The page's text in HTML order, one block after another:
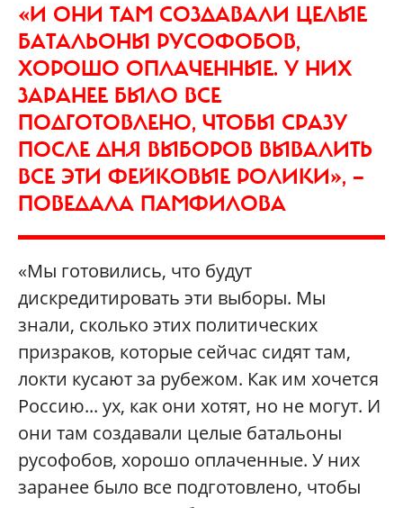
«И ОНИ ТАМ СОЗДАВАЛИ ЦЕЛЫЕ
БАТАЛЬОНЫ РУСОФОБОВ,
ХОРОШО ОПЛАЧЕННЫЕ. У НИХ
ЗАРАНЕЕ БЫЛО ВСЕ
ПОДГОТОВЛЕНО, ЧТОБЫ СРАЗУ
ПОСЛЕ ДНЯ ВЫБОРОВ ВЫВАЛИТЬ
ВСЕ ЭТИ ФЕЙКОВЫЕ РОЛИКИ», —
ПОВЕДАЛА ПАМФИЛОВА
«Мы готовились, что будут
дискредитировать эти выборы. Мы
знали, сколько этих политических
призраков, которые сейчас сидят там,
локти кусают за рубежом. Как им хочется
Россию... ух, как они хотят, но не могут. И
они там создавали целые батальоны
русофобов, хорошо оплаченные. У них
заранее было все подготовлено, чтобы